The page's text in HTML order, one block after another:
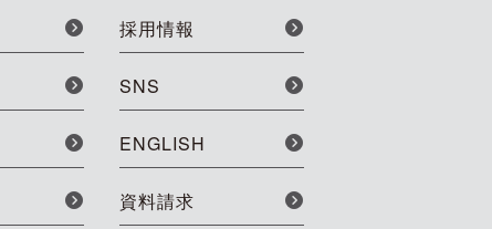
採用情報
SNS
ENGLISH
資料請求